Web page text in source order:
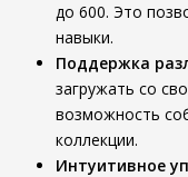
до 600. Это
навыки.
Поддержка
загружать со
возможность
коллекции.
Интуитивное